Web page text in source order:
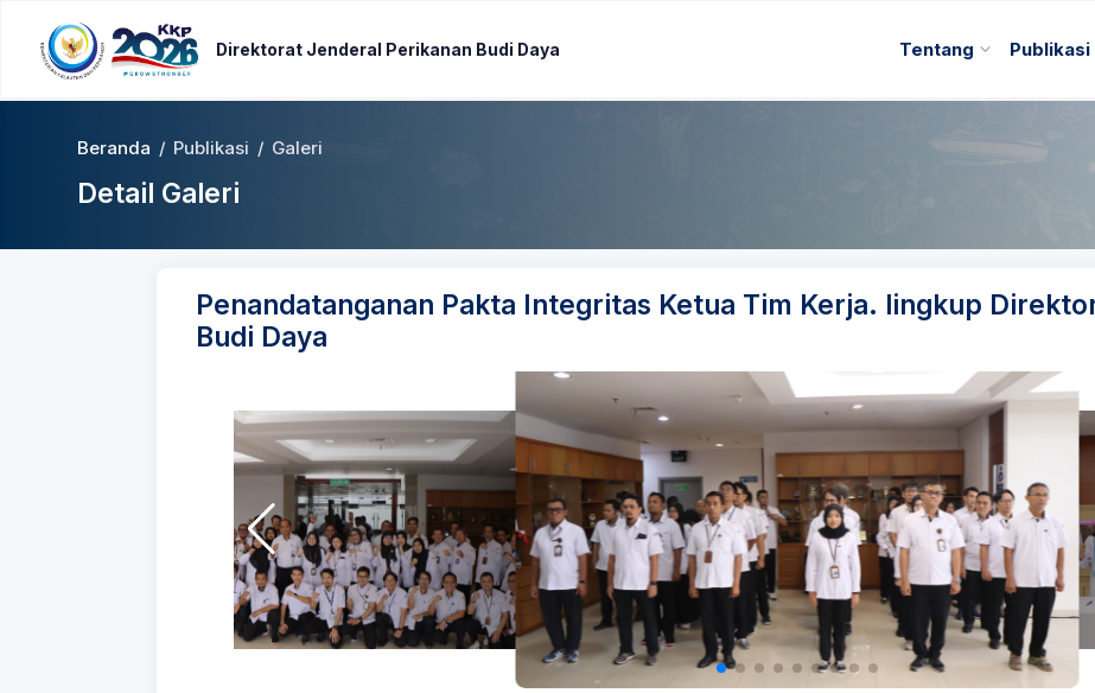
Direktorat Jenderal Perikanan Budi Daya Tentang Publikasi
Beranda / Publikasi / Galeri
Detail Galeri
Penandatanganan Pakta Integritas Ketua Tim Kerja. lingkup
Budi Daya